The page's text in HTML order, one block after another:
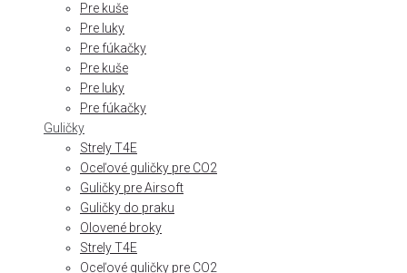
Pre kuše
Pre luky
Pre fúkačky
Pre kuše
Pre luky
Pre fúkačky
Guličky
Strely T4E
Oceľové guličky pre CO2
Guličky pre Airsoft
Guličky do praku
Olovené broky
Strely T4E
Oceľové guličky pre CO2